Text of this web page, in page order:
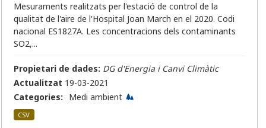
Mesuraments realitzats per l'estació de control de la
qualitat de l'aire de l'Hospital Joan March en el 2020. Codi
nacional ES1827A. Les concentracions dels contaminants
SO2,...
Propietari de dades: DG d'Energia i Canvi Climàtic
Actualitzat 19-03-2021
Categories:
Medi ambient
CSV